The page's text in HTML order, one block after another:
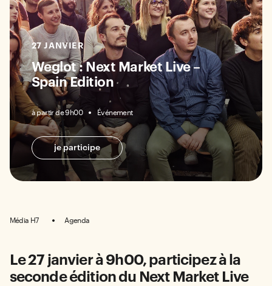
27 JANVIER
Weglot : Next Market Live –
Spain Edition
à partir de 9h00 Événement
je participe
Média H7 Agenda
Le 27 janvier à 9h00, participez à la
seconde édition du Next Market Live